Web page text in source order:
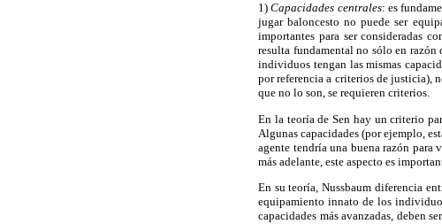
1)Capacidades centrales: es
jugar baloncesto no puede ser
importantes para ser consideradas
resulta fundamental no sólo en
individuos tengan las mismas
por referencia a criterios de justicia),
que no lo son, se requieren criterios.
En la teoría de Sen hay un criterio
Algunas capacidades (por ejemplo,
agente tendría una buena razón para
más adelante, este aspecto es
En su teoría, Nussbaum diferencia
equipamiento innato de los
capacidades más avanzadas, deben